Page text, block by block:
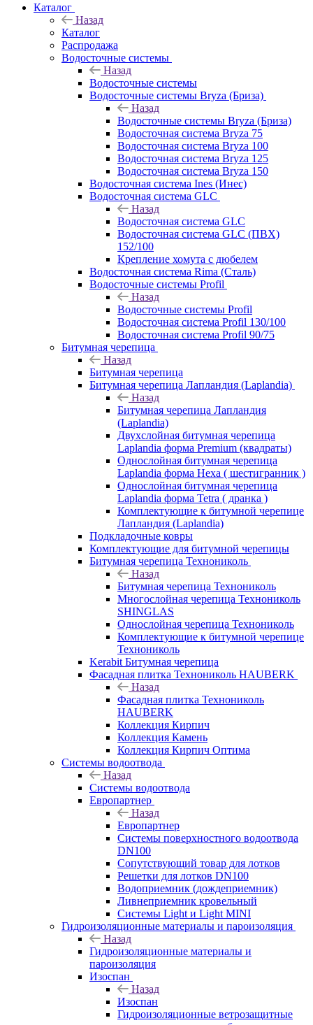
Каталог
Назад
Каталог
Распродажа
Водосточные системы
Назад
Водосточные системы
Водосточные системы Bryza (Бриза)
Назад
Водосточные системы Bryza (Бриза)
Водосточная система Bryza 75
Водосточная система Bryza 100
Водосточная система Bryza 125
Водосточная система Bryza 150
Водосточная система Ines (Инес)
Водосточная система GLC
Назад
Водосточная система GLC
Водосточная система GLC (ПВХ)
152/100
Крепление хомута с дюбелем
Водосточная система Rima (Сталь)
Водосточные системы Profil
Назад
Водосточные системы Profil
Водосточная система Profil 130/100
Водосточная система Profil 90/75
Битумная черепица
Назад
Битумная черепица
Битумная черепица Лапландия (Laplandia)
Назад
Битумная черепица Лапландия
(Laplandia)
Двухслойная битумная черепица
Laplandia форма Premium (квадраты)
Однослойная битумная черепица
Laplandia форма Hexa ( шестигранник )
Однослойная битумная черепица
Laplandia форма Tetra ( дранка )
Комплектующие к битумной черепице
Лапландия (Laplandia)
Подкладочные ковры
Комплектующие для битумной черепицы
Битумная черепица Технониколь
Назад
Битумная черепица Технониколь
Многослойная черепица Технониколь
SHINGLAS
Однослойная черепица Технониколь
Комплектующие к битумной черепице
Технониколь
Kerabit Битумная черепица
Фасадная плитка Технониколь HAUBERK
Назад
Фасадная плитка Технониколь
HAUBERK
Кол​лекция Кирпич
Кол​лекция Камень
Коллекция Кирпич Оптима
Системы водоотвода
Назад
Системы водоотвода
Европартнер
Назад
Европартнер
Системы поверхностного водоотвода
DN100
Сопутствующий товар для лотков
Решетки для лотков DN100
Водоприемник (дождеприемник)
Ливнеприемник кровельный
Системы Light и Light MINI
Гидроизоляционные материалы и пароизоляция
Назад
Гидроизоляционные материалы и
пароизоляция
Изоспан
Назад
Изоспан
Гидроизоляционные ветрозащитные